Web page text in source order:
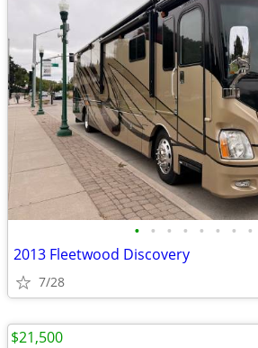
• • • • • • • •
2013 Fleetwood Discovery
7/28
$21,500